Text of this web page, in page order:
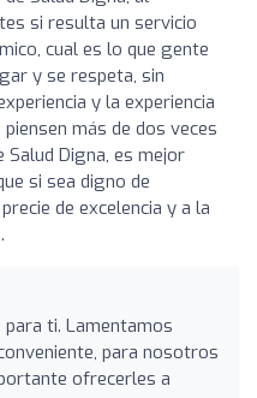
si resulta un servicio
cual es lo que gente
y se respeta, sin
y la experiencia
más de dos veces
Digna, es mejor
si sea digno de
de excelencia y a la
ti. Lamentamos
para nosotros
ofrecerles a